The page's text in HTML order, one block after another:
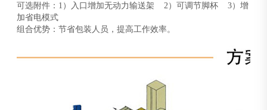
可选附件：1）入口增加无动力输送架 2）可调节脚杯 3）增
加省电模式
组合优势：节省包装人员，提高工作效率。